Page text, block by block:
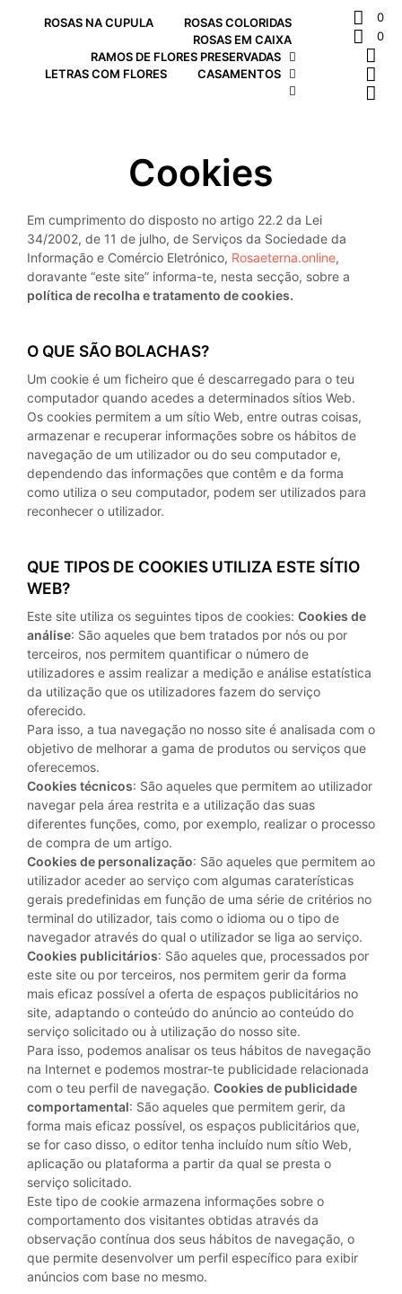
ROSAS NA CUPULA
ROSAS COLORIDAS
ROSAS EM CAIXA
RAMOS DE FLORES PRESERVADAS
LETRAS COM FLORES
CASAMENTOS
0
0
Cookies
Em cumprimento do disposto no artigo 22.2 da Lei
34/2002, de 11 de julho, de Serviços da Sociedade da
Informação e Comércio Eletrónico, Rosaeterna.online,
doravante “este site” informa-te, nesta secção, sobre a
política de recolha e tratamento de cookies.
O QUE SÃO BOLACHAS?
Um cookie é um ficheiro que é descarregado para o teu
computador quando acedes a determinados sítios Web.
Os cookies permitem a um sítio Web, entre outras coisas,
armazenar e recuperar informações sobre os hábitos de
navegação de um utilizador ou do seu computador e,
dependendo das informações que contêm e da forma
como utiliza o seu computador, podem ser utilizados para
reconhecer o utilizador.
QUE TIPOS DE COOKIES UTILIZA ESTE SÍTIO
WEB?
Este site utiliza os seguintes tipos de cookies: Cookies de
análise: São aqueles que bem tratados por nós ou por
terceiros, nos permitem quantificar o número de
utilizadores e assim realizar a medição e análise estatística
da utilização que os utilizadores fazem do serviço
oferecido.
Para isso, a tua navegação no nosso site é analisada com o
objetivo de melhorar a gama de produtos ou serviços que
oferecemos.
Cookies técnicos: São aqueles que permitem ao utilizador
navegar pela área restrita e a utilização das suas
diferentes funções, como, por exemplo, realizar o processo
de compra de um artigo.
Cookies de personalização: São aqueles que permitem ao
utilizador aceder ao serviço com algumas caraterísticas
gerais predefinidas em função de uma série de critérios no
terminal do utilizador, tais como o idioma ou o tipo de
navegador através do qual o utilizador se liga ao serviço.
Cookies publicitários: São aqueles que, processados por
este site ou por terceiros, nos permitem gerir da forma
mais eficaz possível a oferta de espaços publicitários no
site, adaptando o conteúdo do anúncio ao conteúdo do
serviço solicitado ou à utilização do nosso site.
Para isso, podemos analisar os teus hábitos de navegação
na Internet e podemos mostrar-te publicidade relacionada
com o teu perfil de navegação. Cookies de publicidade
comportamental: São aqueles que permitem gerir, da
forma mais eficaz possível, os espaços publicitários que,
se for caso disso, o editor tenha incluído num sítio Web,
aplicação ou plataforma a partir da qual se presta o
serviço solicitado.
Este tipo de cookie armazena informações sobre o
comportamento dos visitantes obtidas através da
observação contínua dos seus hábitos de navegação, o
que permite desenvolver um perfil específico para exibir
anúncios com base no mesmo.